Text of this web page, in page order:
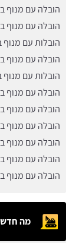
הובלה עם מנוף
הובלה עם מנוף
הובלות עם מנוף
הובלה עם מנוף
הובלות עם מנוף
הובלה עם מנוף
הובלה עם מנוף
הובלה עם מנוף
הובלה עם מנוף
הובלה עם מנוף
הובלה עם מנוף
מה חדש